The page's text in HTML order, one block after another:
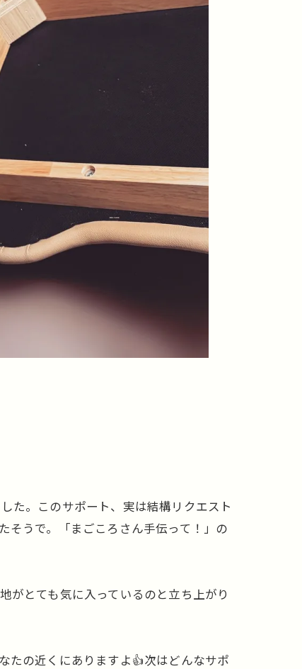
た。このサポート、実は結構リクエスト
そうで。「まごころさん手伝って！」の
がとても気に入っているのと立ち上がり
たの近くにありますよ👍次はどんなサポ